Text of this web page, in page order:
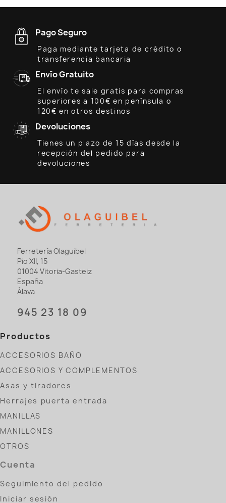
Pago Seguro
Paga mediante tarjeta de crédito o
transferencia bancaria
Envío Gratuito
El envío te sale gratis para compras
superiores a 100€ en península o
120€ en otros destinos
Devoluciones
Tienes un plazo de 15 días desde la
recepción del pedido para
devoluciones
Ferretería Olaguibel
Pio XII, 15
01004 Vitoria-Gasteiz
España
Álava
945 23 18 09
Productos
ACCESORIOS BAÑO
ACCESORIOS Y COMPLEMENTOS
Asas y tiradores
Herrajes puerta entrada
MANILLAS
MANILLONES
OTROS
Cuenta
Seguimiento del pedido
Iniciar sesión